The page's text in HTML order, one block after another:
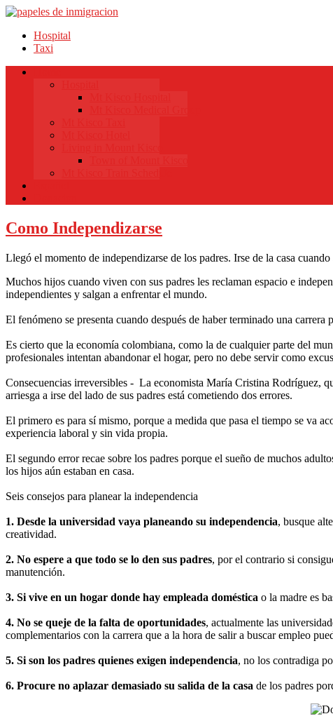
Hospital
Taxi
Como Independizarse
Llegó el momento de independizarse de los padres. Irse de la casa
Muchos hijos cuando viven con sus padres les reclaman espacio e
independientes y salgan a enfrentar el mundo.
El fenómeno se presenta cuando después de haber terminado una
Es cierto que la economía colombiana, como la de cualquier parte del
profesionales intentan abandonar el hogar, pero no debe servir como
Consecuencias irreversibles - La economista María Cristina Rodríguez,
arriesga a irse del lado de sus padres está cometiendo dos errores.
El primero es para sí mismo, porque a medida que pasa el tiempo se va
experiencia laboral y sin vida propia.
El segundo error recae sobre los padres porque el sueño de muchos
los hijos aún estaban en casa.
Seis consejos para planear la independencia
1. Desde la universidad vaya planeando su independencia, busque
creatividad.
2. No espere a que todo se lo den sus padres, por el contrario si
manutención.
3. Si vive en un hogar donde hay empleada doméstica o la madre es
4. No se queje de la falta de oportunidades, actualmente las
complementarios con la carrera que a la hora de salir a buscar empleo
5. Si son los padres quienes exigen independencia, no los contradiga
6. Procure no aplazar demasiado su salida de la casa de los padres